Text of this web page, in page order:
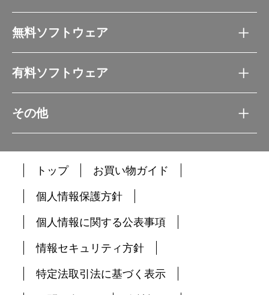
無料ソフトウェア
有料ソフトウェア
その他
トップ お買い物ガイド
個人情報保護方針
個人情報に関する公表事項
情報セキュリティ方針
特定法取引法に基づく表示